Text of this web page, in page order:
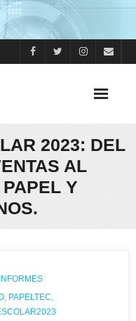
2023: DEL
AL
Y
INFORMES
, PAPELTEC,